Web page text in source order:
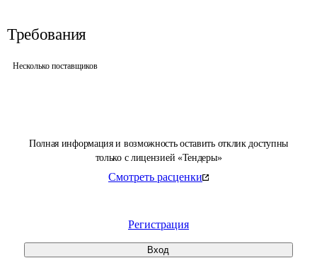
Полная информация и возможность оставить отклик доступны
только с лицензией «Тендеры»
Смотреть расценки
Регистрация
Вход
Требования
Несколько поставщиков